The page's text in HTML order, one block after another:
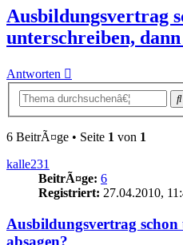
Ausbildungsvertrag
unterschreiben, dann
Antworten
6 BeitrÃ¤ge • Seite 1 von 1
kalle231
BeitrÃ¤ge: 6
Registriert: 27.04.2010,
Ausbildungsvertrag
absagen?